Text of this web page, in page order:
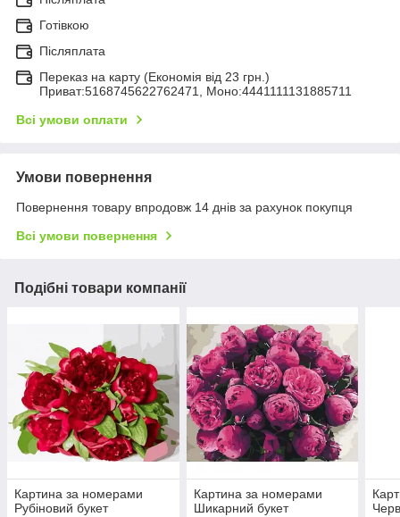
Готівкою
Післяплата
Переказ на карту (Економія від 23 грн.)
Приват:5168745622762471, Моно:4441111131885711
Всі умови оплати
Умови повернення
Повернення товару впродовж 14 днів за рахунок покупця
Всі умови повернення
Подібні товари компанії
Картина за номерами
Рубіновий букет
Картина за номерами
Шикарний букет